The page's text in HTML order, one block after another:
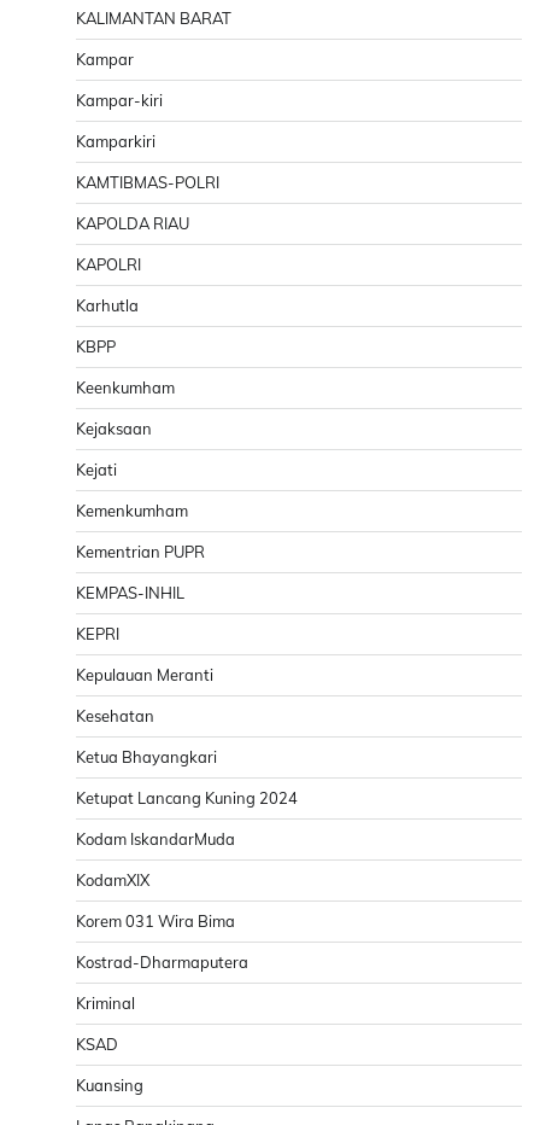
KALIMANTAN BARAT
Kampar
Kampar-kiri
Kamparkiri
KAMTIBMAS-POLRI
KAPOLDA RIAU
KAPOLRI
Karhutla
KBPP
Keenkumham
Kejaksaan
Kejati
Kemenkumham
Kementrian PUPR
KEMPAS-INHIL
KEPRI
Kepulauan Meranti
Kesehatan
Ketua Bhayangkari
Ketupat Lancang Kuning 2024
Kodam IskandarMuda
KodamXIX
Korem 031 Wira Bima
Kostrad-Dharmaputera
Kriminal
KSAD
Kuansing